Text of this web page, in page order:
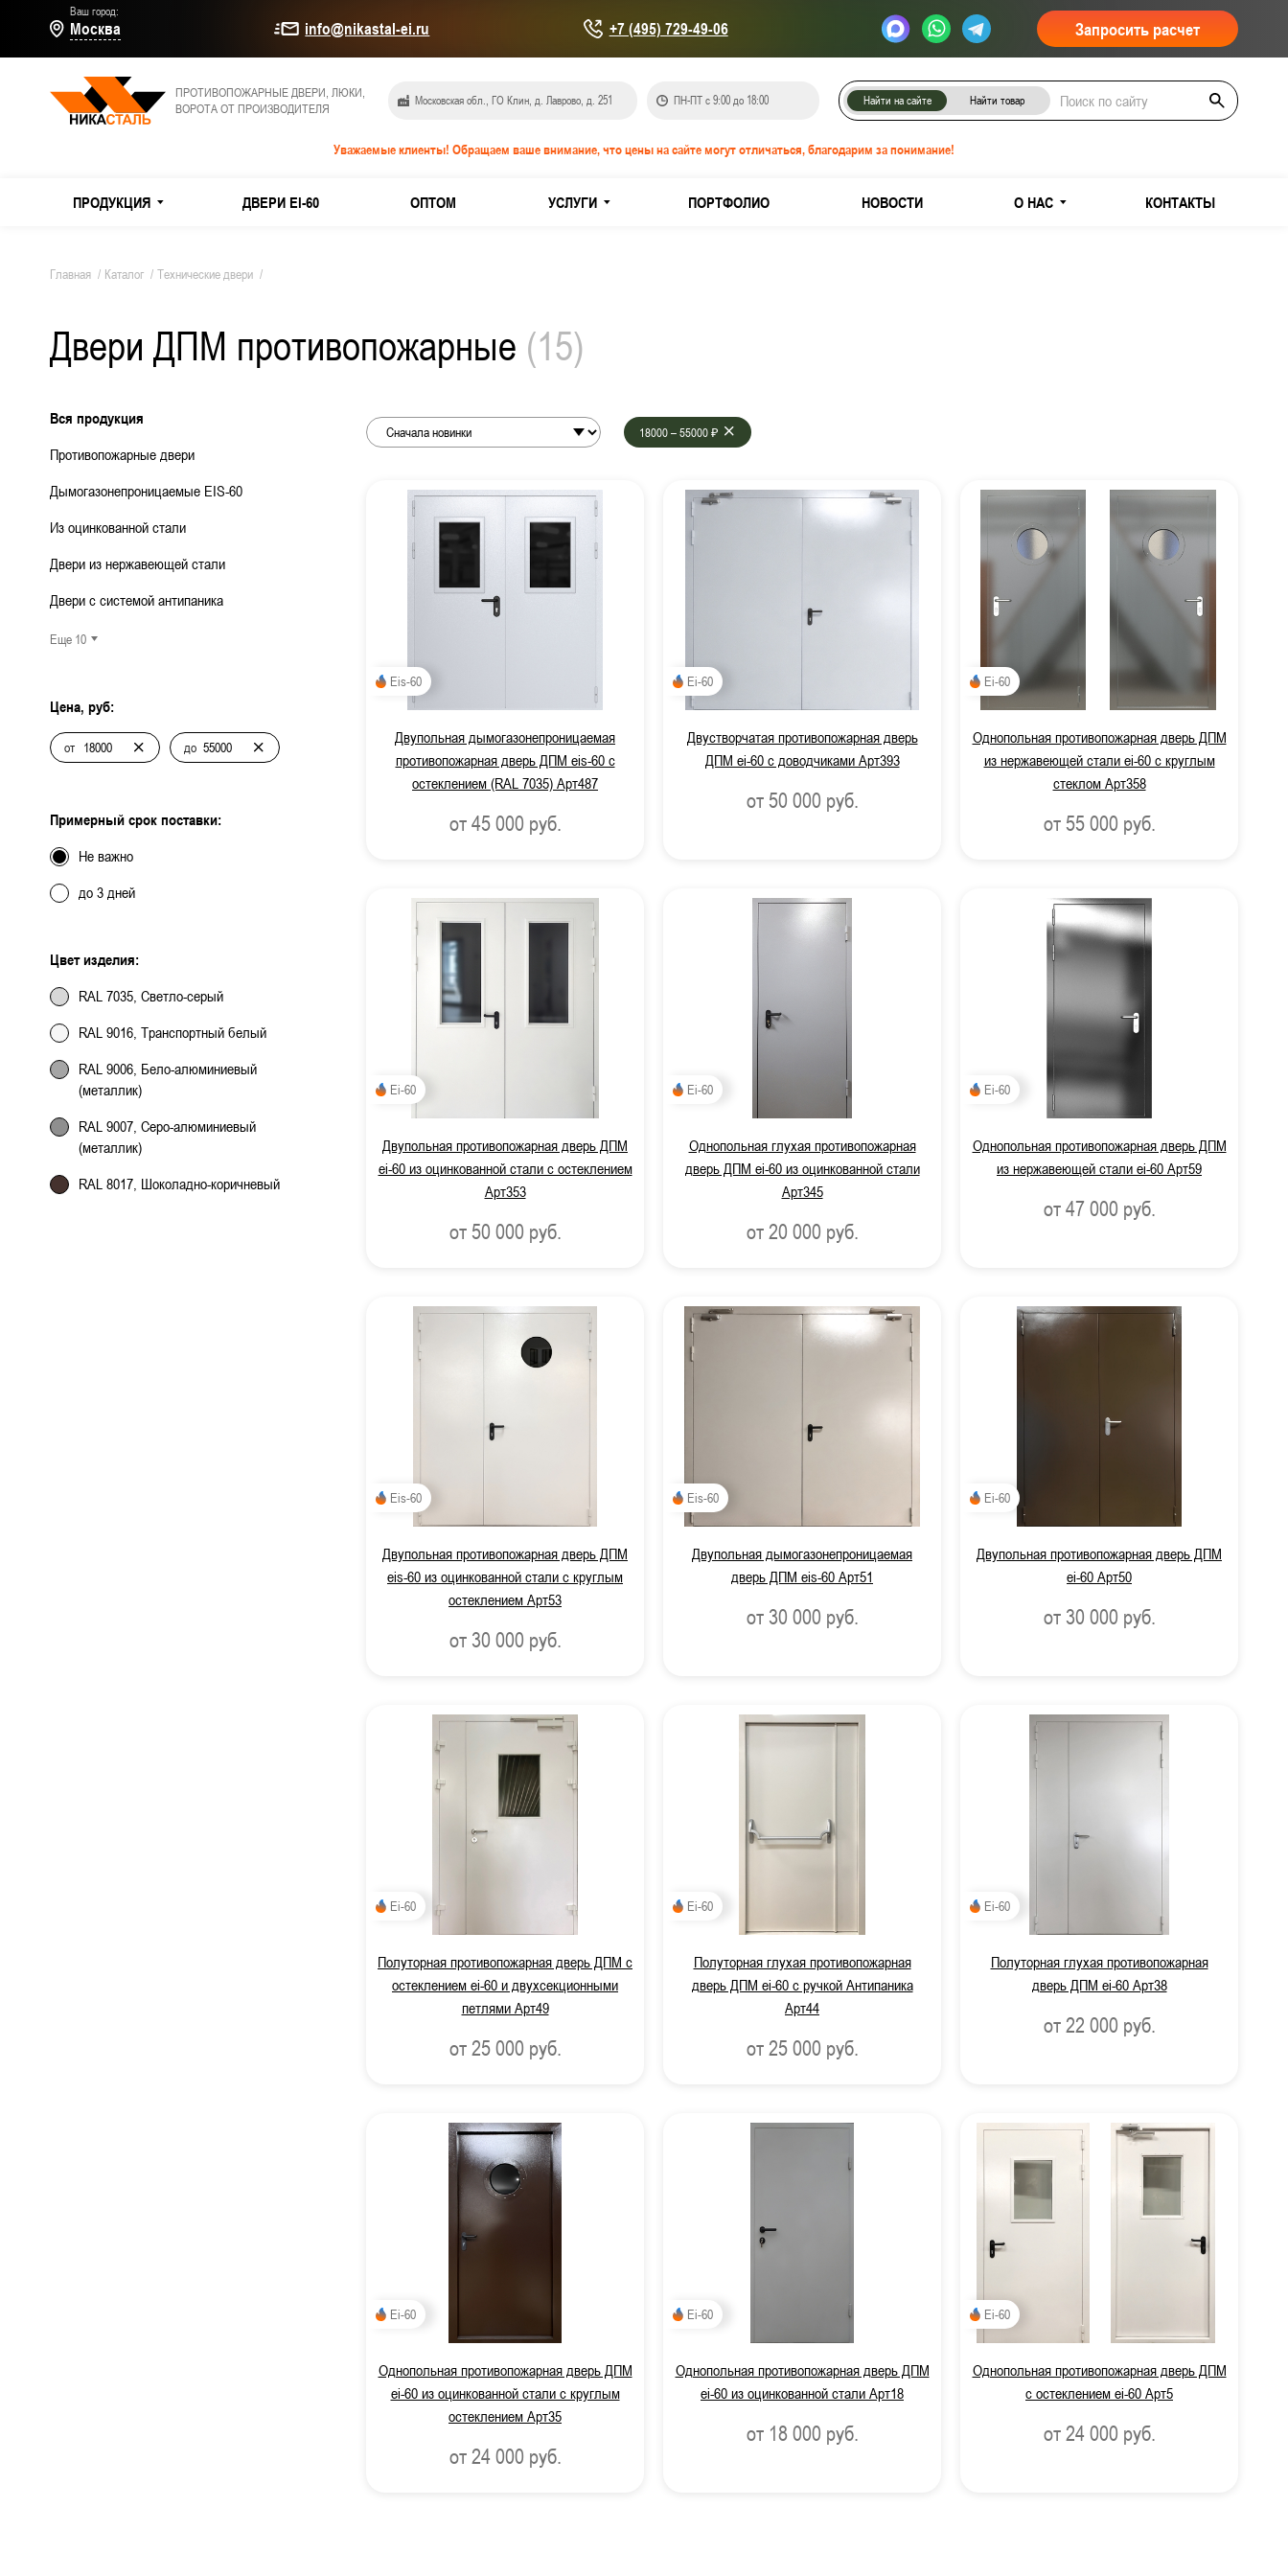
Ваш город:
Москва info@nikastal-ei.ru +7 (495) 729-49-06 Запросить расчет
ПРОТИВОПОЖАРНЫЕ ДВЕРИ, ЛЮКИ,
ВОРОТА ОТ ПРОИЗВОДИТЕЛЯ
Московская обл., ГО Клин, д. Лаврово, д. 251 ПН-ПТ с 9:00 до 18:00 Найти на сайте Найти товар
Уважаемые клиенты! Обращаем ваше внимание, что цены на сайте могут отличаться, благодарим за понимание!
ПРОДУКЦИЯ
МЕТАЛЛИЧЕСКИЕ ДВЕРИ
ПРОТИВОПОЖАРНЫЕ ДВЕРИ
ДВЕРИ СПЕЦНАЗНАЧЕНИЯ
МЕТАЛЛИЧЕСКИЕ ВОРОТА
ИЗДЕЛИЯ
Из оцинкованной стали
Двери с системой антипаника
Двери с вентиляцией
Одностворчатые противопожарные двери
Остекленные противопожарные двери
Противопожарные двери с МДФ-панелями
Для медицинских учреждений
ДВЕРИ EI-60 ОПТОМ УСЛУГИ ПОРТФОЛИО НОВОСТИ О НАС КОНТАКТЫ
Главная / Каталог / Технические двери /
Двери ДПМ противопожарные (15)
Вся продукция
Противопожарные двери
Дымогазонепроницаемые EIS-60
Из оцинкованной стали
Двери из нержавеющей стали
Двери с системой антипаника
Еще 10
Цена, руб:
от до
Примерный срок поставки:
Не важно
до 3 дней
Цвет изделия:
RAL 7035, Светло-серый
RAL 9016, Транспортный белый
RAL 9006, Бело-алюминиевый
(металлик)
RAL 9007, Серо-алюминиевый
(металлик)
RAL 8017, Шоколадно-коричневый
18000 – 55000 ₽
Eis-60
Двупольная дымогазонепроницаемая
противопожарная дверь ДПМ eis-60 с
остеклением (RAL 7035) Арт487
от 45 000 руб.
Ei-60
Двустворчатая противопожарная дверь
ДПМ ei-60 с доводчиками Арт393
от 50 000 руб.
Ei-60
Однопольная противопожарная дверь ДПМ
из нержавеющей стали ei-60 с круглым
стеклом Арт358
от 55 000 руб.
Ei-60
Двупольная противопожарная дверь ДПМ
ei-60 из оцинкованной стали с остеклением
Арт353
от 50 000 руб.
Ei-60
Однопольная глухая противопожарная
дверь ДПМ ei-60 из оцинкованной стали
Арт345
от 20 000 руб.
Ei-60
Однопольная противопожарная дверь ДПМ
из нержавеющей стали ei-60 Арт59
от 47 000 руб.
Eis-60
Двупольная противопожарная дверь ДПМ
eis-60 из оцинкованной стали с круглым
остеклением Арт53
от 30 000 руб.
Eis-60
Двупольная дымогазонепроницаемая
дверь ДПМ eis-60 Арт51
от 30 000 руб.
Ei-60
Двупольная противопожарная дверь ДПМ
ei-60 Арт50
от 30 000 руб.
Ei-60
Полуторная противопожарная дверь ДПМ с
остеклением ei-60 и двухсекционными
петлями Арт49
от 25 000 руб.
Ei-60
Полуторная глухая противопожарная
дверь ДПМ ei-60 с ручкой Антипаника
Арт44
от 25 000 руб.
Ei-60
Полуторная глухая противопожарная
дверь ДПМ ei-60 Арт38
от 22 000 руб.
Ei-60
Однопольная противопожарная дверь ДПМ
ei-60 из оцинкованной стали с круглым
остеклением Арт35
от 24 000 руб.
Ei-60
Однопольная противопожарная дверь ДПМ
ei-60 из оцинкованной стали Арт18
от 18 000 руб.
Ei-60
Однопольная противопожарная дверь ДПМ
с остеклением ei-60 Арт5
от 24 000 руб.